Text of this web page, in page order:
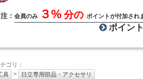
注： 会員のみ ３% 分のポイントが付加され
ポイン
ゴリ：
具
>
日立専用部品・アクセサリ